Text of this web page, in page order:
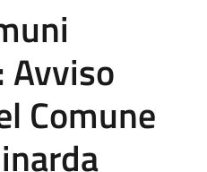
Comune